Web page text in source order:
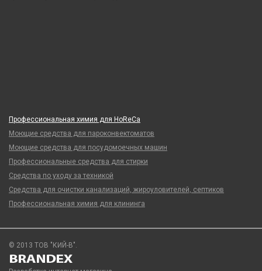
Профессиональная химия для HoReCa
Моющие средства для пароконвектоматов
Моющие средства для посудомоечных машин
Профессиональные средства для стирки
Средства по уходу за техникой
Средства для очистки канализаций, жироуловителей, септиков
Профессиональная химия для клининга
© 2013 ТОВ "КИЙ-В".